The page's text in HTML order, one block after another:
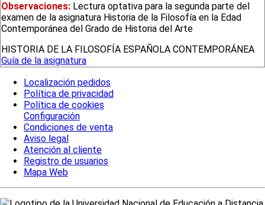
Observaciones: Lectura optativa para la segunda parte del
examen de la asignatura Historia de la Filosofía en la Edad
Contemporánea del Grado de Historia del Arte
HISTORIA DE LA FILOSOFÍA ESPAÑOLA CONTEMPORÁNEA
Guía de la asignatura
Localización pedidos
Política de privacidad
Política de cookies
Configuración
Condiciones de venta
Aviso legal
Atención al cliente
Registro de usuarios
Mapa Web